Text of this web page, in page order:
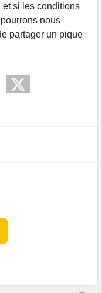
et si les conditions
nous
partager un pique